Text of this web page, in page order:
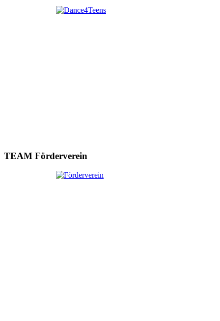
TEAM Förderverein